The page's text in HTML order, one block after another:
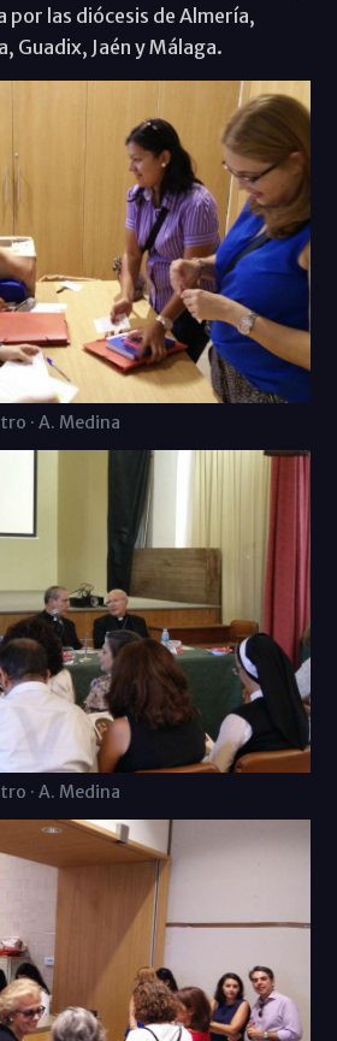
por las diócesis de Almería,
Guadix, Jaén y Málaga.
· A. Medina
· A. Medina